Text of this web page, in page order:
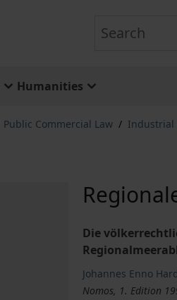
Humanities
Public Commercial Law / Industrial
Die
Johannes Enno
Nomos, 1. Edition